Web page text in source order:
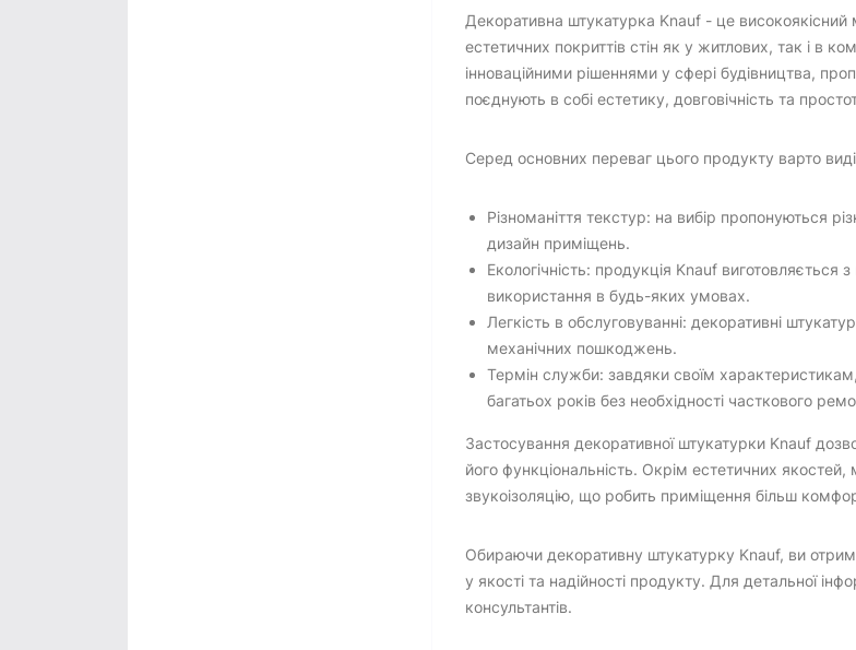
Декоративна штукатурка Knauf - це
естетичних покриттів стін як у житлових, так і в
інноваційними рішеннями у сфері будівництва,
поєднують в собі естетику, довговічність та
Серед основних переваг цього продукту варто
Різноманіття текстур: на вибір пропонуються
дизайн приміщень.
Екологічність: продукція Knauf
використання в будь-яких умовах.
Легкість в обслуговуванні: декоративні
механічних пошкоджень.
Термін служби: завдяки своїм
багатьох років без необхідності часткового
Застосування декоративної штукатурки Knauf
його функціональність. Окрім естетичних
звукоізоляцію, що робить приміщення більш
Обираючи декоративну штукатурку Knauf, ви
у якості та надійності продукту. Для детальної
консультантів.